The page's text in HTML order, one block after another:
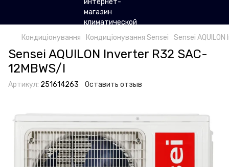
Кондиціонування Кондиціонування Sensei Sensei
Sensei AQUILON Inverter R32 SAC-
12MBWS/I
Артикул: 251614263 Оставить отзыв